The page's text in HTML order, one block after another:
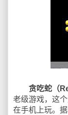
贪吃蛇（
老级游戏，这
在手机上玩。